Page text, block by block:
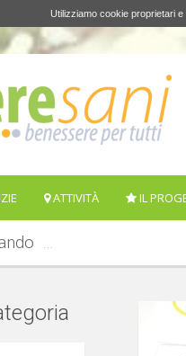
Utilizziamo cookie proprietari
ATTIVITÀ IL